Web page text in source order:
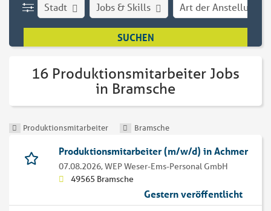
Stadt Art der Anstellung
Jobs & Skills
16 Produktionsmitarbeiter Jobs
in Bramsche
Produktionsmitarbeiter Bramsche
Produktionsmitarbeiter (m/w/d) in Achmer
07.08.2026,WEP Weser-Ems-Personal GmbH
49565 Bramsche
Gestern veröffentlicht